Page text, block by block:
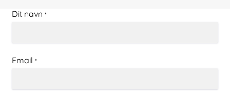
Dit navn *
Email *